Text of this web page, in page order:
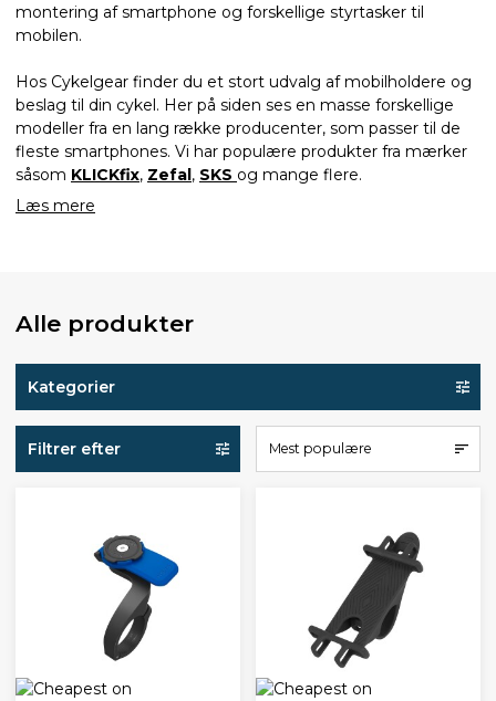
montering af smartphone og forskellige styrtasker til
mobilen.
Hos Cykelgear finder du et stort udvalg af mobilholdere og
beslag til din cykel. Her på siden ses en masse forskellige
modeller fra en lang række producenter, som passer til de
fleste smartphones. Vi har populære produkter fra mærker
såsom KLICKfix, Zefal, SKS og mange flere.
Læs mere
Alle produkter
Kategorier
Filtrer efter Mest populære